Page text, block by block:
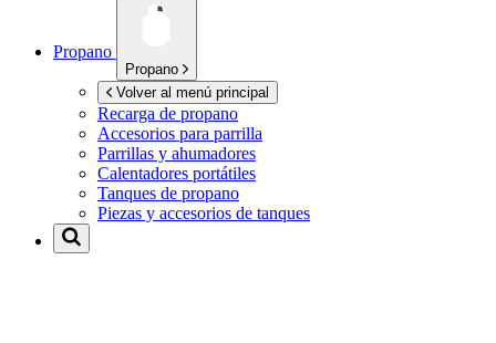
Propano
Propano
Volver al menú principal
Recarga de propano
Accesorios para parrilla
Parrillas y ahumadores
Calentadores portátiles
Tanques de propano
Piezas y accesorios de tanques